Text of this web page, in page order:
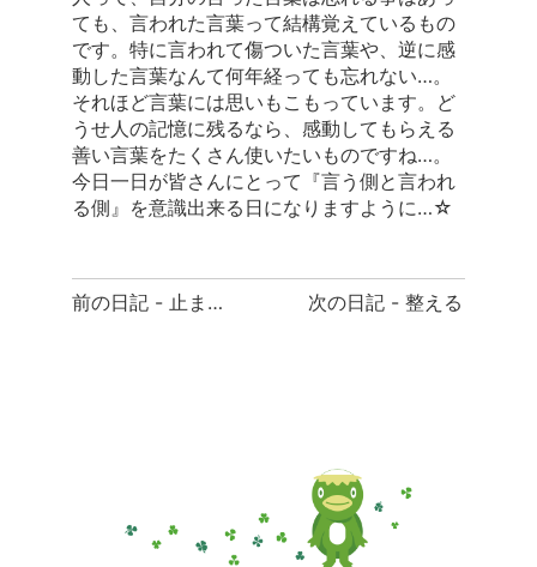
ても、言われた言葉って結構覚えているもの
です。特に言われて傷ついた言葉や、逆に感
動した言葉なんて何年経っても忘れない…。
それほど言葉には思いもこもっています。ど
うせ人の記憶に残るなら、感動してもらえる
善い言葉をたくさん使いたいものですね…。
今日一日が皆さんにとって『言う側と言われ
る側』を意識出来る日になりますように…☆
前
前の日記 - 止まり木 次の日記 - 整える